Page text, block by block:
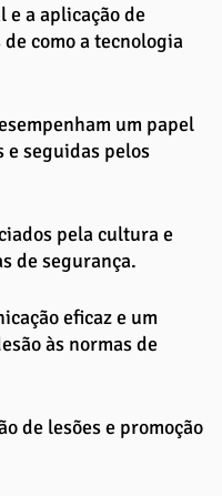
e a aplicação de
como a tecnologia
um papel
e seguidas pelos
pela cultura e
de segurança.
eficaz e um
às normas de
de lesões e promoção